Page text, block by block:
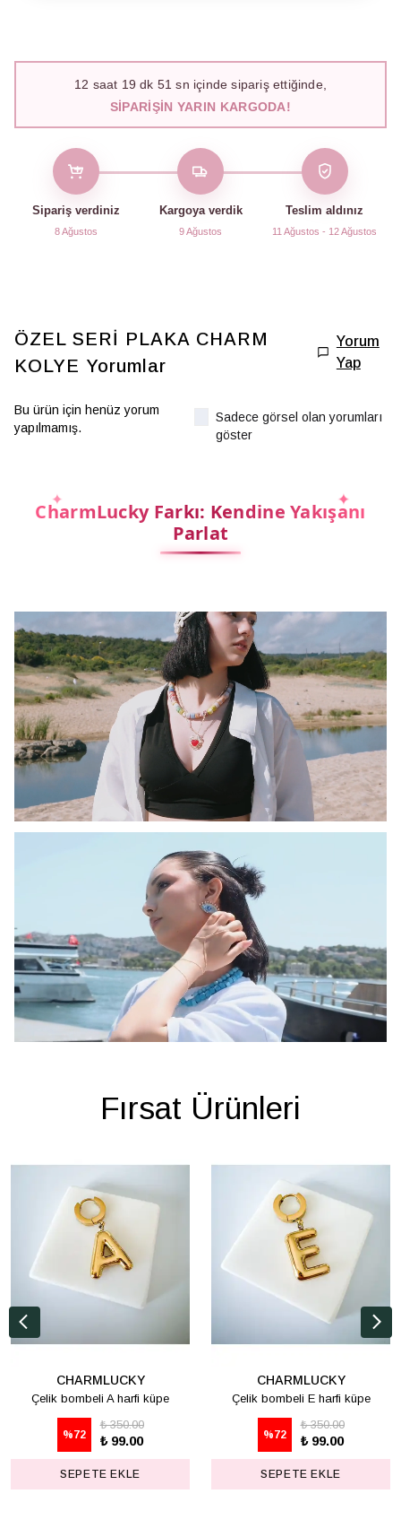
12 saat 19 dk 50 sn içinde sipariş ettiğinde,
SIPARIŞIN YARIN KARGODA!
Sipariş verdiniz
8 Ağustos
Kargoya verdik
9 Ağustos
Teslim aldınız
11 Ağustos - 12 Ağustos
ÖZEL SERİ PLAKA CHARM
KOLYE Yorumlar
Yorum
Yap
Bu ürün için henüz yorum
yapılmamış.
Sadece görsel olan yorumları
göster
CharmLucky Farkı: Kendine Yakışanı
Parlat
Fırsat Ürünleri
CHARMLUCKY
Çelik bombeli A harfi küpe
%72
₺ 350.00
₺ 99.00
SEPETE EKLE
CHARMLUCKY
Çelik bombeli E harfi küpe
%72
₺ 350.00
₺ 99.00
SEPETE EKLE